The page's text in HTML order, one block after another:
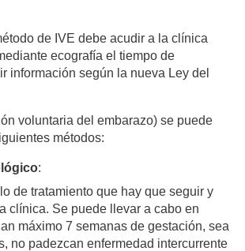
de IVE debe acudir a la clínica
ecografía el tiempo de
información según la nueva Ley del
voluntaria del embarazo) se puede
métodos:
:
de tratamiento que hay que seguir y
clínica. Se puede llevar a cabo en
máximo 7 semanas de gestación, sea
no padezcan enfermedad intercurrente